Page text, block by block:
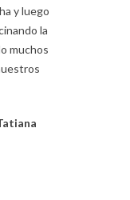
y luego
la
muchos